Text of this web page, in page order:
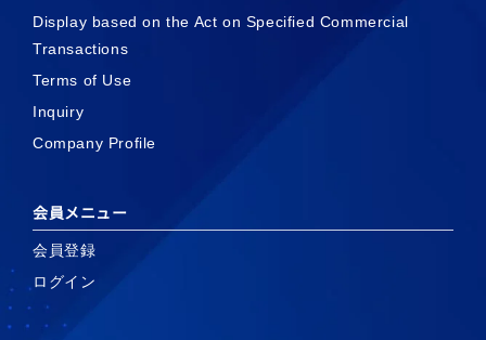
Display based on the Act on Specified Commercial
Transactions
Terms of Use
Inquiry
Company Profile
会員メニュー
会員登録
ログイン